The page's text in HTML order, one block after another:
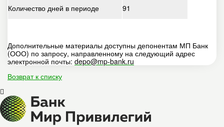
Количество дней в периоде 91
Дополнительные материалы доступны депонентам МП Банк
(ООО) по запросу, направленному на следующий адрес
электронной почты: depo@mp-bank.ru
Возврат к списку